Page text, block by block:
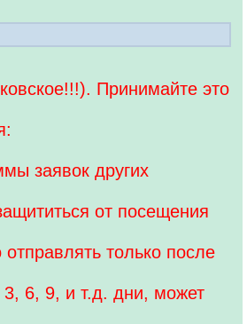
Принимайте это
заявок других
от посещения
только после
3, 6, 9, и т.д. дни, может